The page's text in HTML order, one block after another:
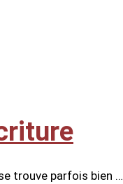
trouve parfois bien …